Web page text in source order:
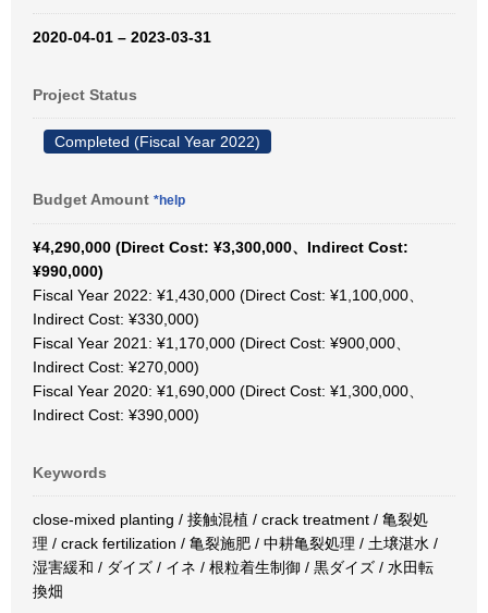
2020-04-01 – 2023-03-31
Project Status
Completed (Fiscal Year 2022)
Budget Amount *help
¥4,290,000 (Direct Cost: ¥3,300,000、Indirect Cost:
¥990,000)
Fiscal Year 2022: ¥1,430,000 (Direct Cost: ¥1,100,000、
Indirect Cost: ¥330,000)
Fiscal Year 2021: ¥1,170,000 (Direct Cost: ¥900,000、
Indirect Cost: ¥270,000)
Fiscal Year 2020: ¥1,690,000 (Direct Cost: ¥1,300,000、
Indirect Cost: ¥390,000)
Keywords
close-mixed planting / 接触混植 / crack treatment / 亀裂処
理 / crack fertilization / 亀裂施肥 / 中耕亀裂処理 / 土壌湛水 /
湿害緩和 / ダイズ / イネ / 根粒着生制御 / 黒ダイズ / 水田転
換畑